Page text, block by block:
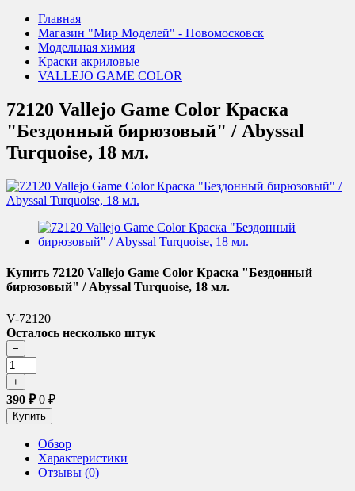
Главная
Магазин "Мир Моделей" - Новомосковск
Модельная химия
Краски акриловые
VALLEJO GAME COLOR
72120 Vallejo Game Color Краска
"Бездонный бирюзовый" / Abyssal
Turquoise, 18 мл.
Купить 72120 Vallejo Game Color Краска "Бездонный
бирюзовый" / Abyssal Turquoise, 18 мл.
V-72120
Осталось несколько штук
390 ₽0 ₽
Обзор
Характеристики
Отзывы (0)